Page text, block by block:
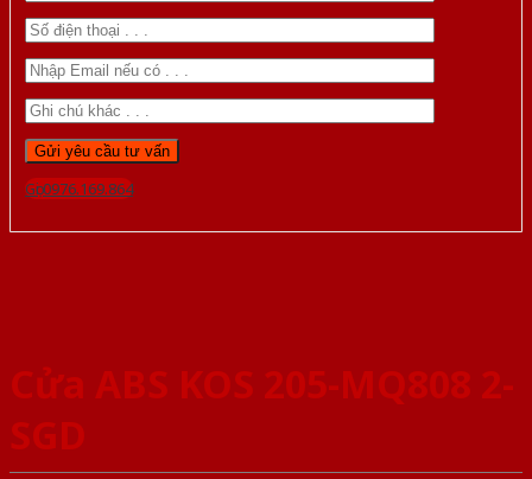
Gọi 0976.169.864
Cửa ABS KOS 205-MQ808 2-
SGD